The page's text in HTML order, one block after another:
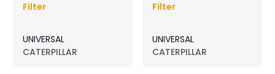
Filter
UNIVERSAL
CATERPILLAR
Filter
UNIVERSAL
CATERPILLAR